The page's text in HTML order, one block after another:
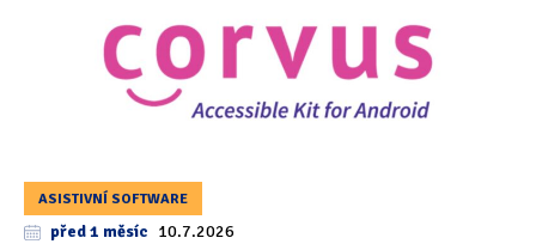
ASISTIVNÍ SOFTWARE
před 1 měsíc 10.7.2026